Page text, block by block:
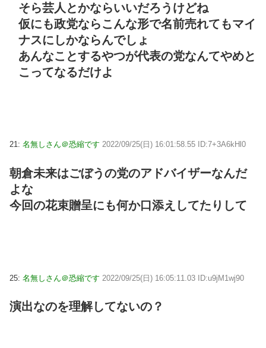
そら芸人とかならいいだろうけどね
仮にも政党ならこんな形で名前売れてもマイ
ナスにしかならんでしょ
あんなことするやつが代表の党なんてやめと
こってなるだけよ
21: 名無しさん＠恐縮です 2022/09/25(日) 16:01:58.55 ID:7+3A6kHl0
朝倉未来はごぼうの党のアドバイザーなんだ
よな
今回の花束贈呈にも何か口添えしてたりして
25: 名無しさん＠恐縮です 2022/09/25(日) 16:05:11.03 ID:u9jM1wj90
演出なのを理解してないの？